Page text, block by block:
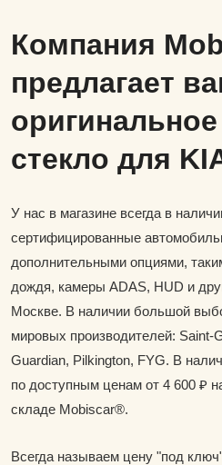
Компания
предлагает
стекло для
У нас в магазине всегда в
сертифицированные
дополнительными опциями,
дождя, камеры ADAS, HUD и
Москве. В наличии большой
мировых производителей: Saint-
Guardian, Pilkington, FYG. В
по доступным ценам от 4 600 ₽
складе Mobiscar®.
Всегда называем цену "под